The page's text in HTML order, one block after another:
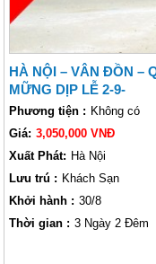
HÀ NỘI – VÂN ĐỒN –
MỮNG DỊP LỄ 2-9-
Phương tiện : Không có
Giá: 3,050,000 VNĐ
Xuất Phát: Hà Nội
Lưu trú : Khách Sạn
Khởi hành : 30/8
Thời gian : 3 Ngày 2 Đêm
Quan Lạn là một hòn đảo